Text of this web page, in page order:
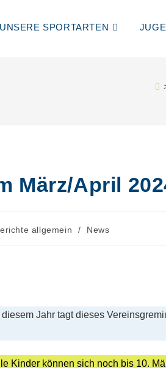
UNSERE SPORTARTEN
März/April
allgemein / News
diesem Jahr tagt dieses
Kinder können sich noch bis 10.